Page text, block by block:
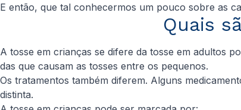
E então, que tal conhecermos um pouco sobre as
Quais
A tosse em crianças se difere da tosse em adultos
das que causam as tosses entre os pequenos.
Os tratamentos também diferem. Alguns
distinta.